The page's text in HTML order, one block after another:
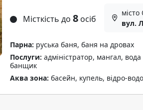
Місткість до 8осіб
вул.
Парна: руська баня, баня на дровах
Послуги: адміністратор, мангал,
банщик
Аква зона: басейн, купель, відро-